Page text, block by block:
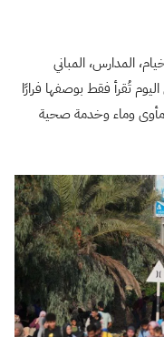
المدارس، المباني
تُقرأ فقط بوصفها فرارًا
وماء وخدمة صحية